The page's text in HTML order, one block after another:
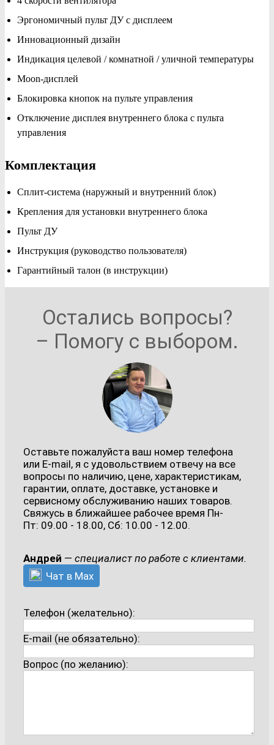
Эргономичный пульт ДУ с дисплеем
Инновационный дизайн
Индикация целевой / комнатной / уличной температуры
Moon-дисплей
Блокировка кнопок на пульте управления
Отключение дисплея внутреннего блока с пульта
управления
Комплектация
Сплит-система (наружный и внутренний блок)
Крепления для установки внутреннего блока
Пульт ДУ
Инструкция (руководство пользователя)
Гарантийный талон (в инструкции)
Остались вопросы?
– Помогу с выбором.
Оставьте пожалуйста ваш номер телефона
или E-mail, я с удовольствием отвечу на все
вопросы по наличию, цене, характеристикам,
гарантии, оплате, доставке, установке и
сервисному обслуживанию наших товаров.
Свяжусь в ближайшее рабочее время Пн-
Пт: 09.00 - 18.00, Сб: 10.00 - 12.00.
Андрей — специалист по работе с клиентами.
Чат в Max
Телефон (желательно):
E-mail (не обязательно):
Вопрос (по желанию):